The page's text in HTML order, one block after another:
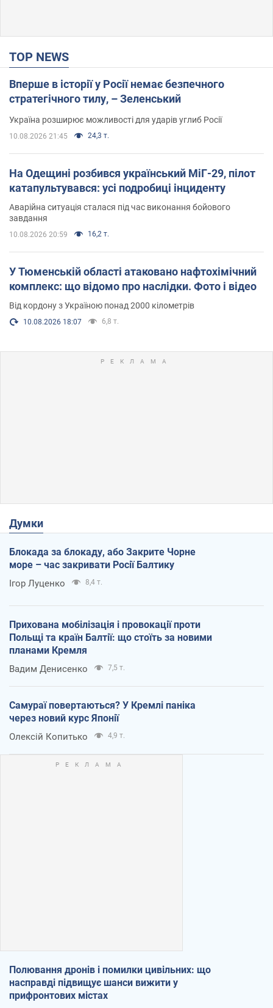
TOP NEWS
Вперше в історії у Росії немає безпечного
стратегічного тилу, – Зеленський
Україна розширює можливості для ударів углиб Росії
10.08.2026 21:45 24,3 т.
На Одещині розбився український МіГ-29, пілот
катапультувався: усі подробиці інциденту
Аварійна ситуація сталася під час виконання бойового
завдання
10.08.2026 20:59 16,2 т.
У Тюменській області атаковано нафтохімічний
комплекс: що відомо про наслідки. Фото і відео
Від кордону з Україною понад 2000 кілометрів
10.08.2026 18:07 6,8 т.
Думки
Блокада за блокаду, або Закрите Чорне
море – час закривати Росії Балтику
Ігор Луценко 8,4 т.
Прихована мобілізація і провокації проти
Польщі та країн Балтії: що стоїть за новими
планами Кремля
Вадим Денисенко 7,5 т.
Самураї повертаються? У Кремлі паніка
через новий курс Японії
Олексій Копитько 4,9 т.
Полювання дронів і помилки цивільних: що
насправді підвищує шанси вижити у
прифронтових містах